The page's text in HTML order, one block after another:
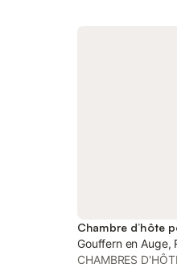
Gouffern en Auge,
CHAMBRES